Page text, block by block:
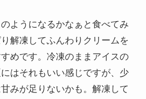
ようになるかなぁと食べてみ
解凍してふんわりクリームを
めです。冷凍のままアイスの
はそれもいい感じですが、少
みが足りないかも。解凍して